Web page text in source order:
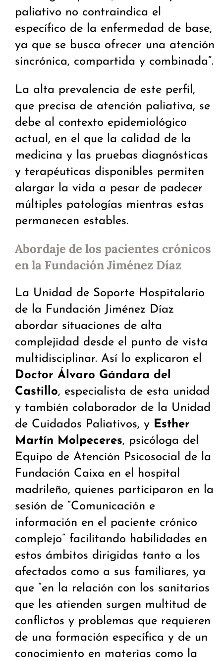
paliativo no contraindica el
específico de la enfermedad de base,
ya que se busca ofrecer una atención
sincrónica, compartida y combinada”.
La alta prevalencia de este perfil,
que precisa de atención paliativa, se
debe al contexto epidemiológico
actual, en el que la calidad de la
medicina y las pruebas diagnósticas
y terapéuticas disponibles permiten
alargar la vida a pesar de padecer
múltiples patologías mientras estas
permanecen estables.
Abordaje de los pacientes crónicos
en la Fundación Jiménez Díaz
La Unidad de Soporte Hospitalario
de la Fundación Jiménez Díaz
abordar situaciones de alta
complejidad desde el punto de vista
multidisciplinar. Así lo explicaron el
Doctor Álvaro Gándara del
Castillo, especialista de esta unidad
y también colaborador de la Unidad
de Cuidados Paliativos, y Esther
Martín Molpeceres, psicóloga del
Equipo de Atención Psicosocial de la
Fundación Caixa en el hospital
madrileño, quienes participaron en la
sesión de “Comunicación e
información en el paciente crónico
complejo” facilitando habilidades en
estos ámbitos dirigidas tanto a los
afectados como a sus familiares, ya
que “en la relación con los sanitarios
que les atienden surgen multitud de
conflictos y problemas que requieren
de una formación específica y de un
conocimiento en materias como la